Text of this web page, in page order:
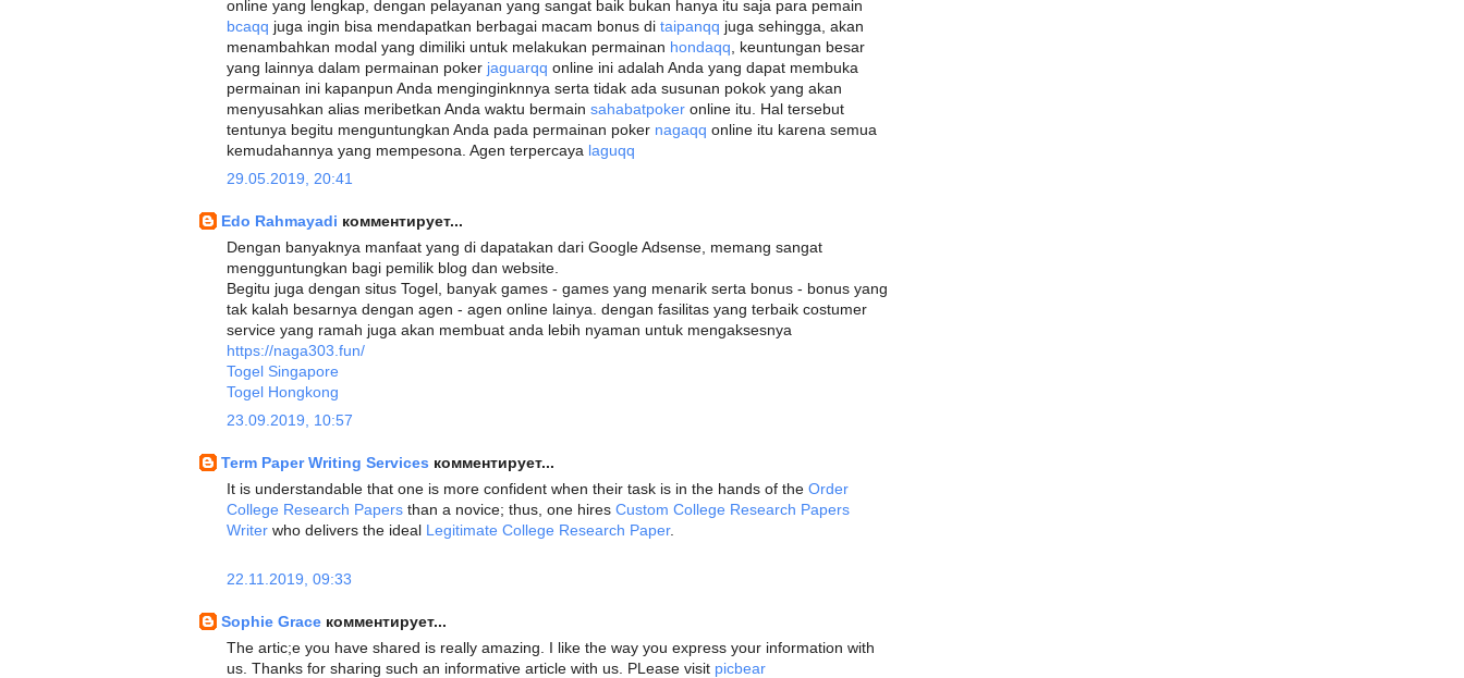
online yang lengkap, dengan pelayanan yang sangat baik bukan hanya itu saja para pemain
bcaqq juga ingin bisa mendapatkan berbagai macam bonus di taipanqq juga sehingga, akan
menambahkan modal yang dimiliki untuk melakukan permainan hondaqq , keuntungan besar
yang lainnya dalam permainan poker jaguarqq online ini adalah Anda yang dapat membuka
permainan ini kapanpun Anda menginginknnya serta tidak ada susunan pokok yang akan
menyusahkan alias meribetkan Anda waktu bermain sahabatpoker online itu. Hal tersebut
tentunya begitu menguntungkan Anda pada permainan poker nagaqq online itu karena semua
kemudahannya yang mempesona. Agen terpercaya laguqq
29.05.2019, 20:41
Edo Rahmayadi комментирует...
Dengan banyaknya manfaat yang di dapatakan dari Google Adsense, memang sangat
mengguntungkan bagi pemilik blog dan website.
Begitu juga dengan situs Togel, banyak games - games yang menarik serta bonus - bonus yang
tak kalah besarnya dengan agen - agen online lainya. dengan fasilitas yang terbaik costumer
service yang ramah juga akan membuat anda lebih nyaman untuk mengaksesnya
https://naga303.fun/
Togel Singapore
Togel Hongkong
23.09.2019, 10:57
Term Paper Writing Services комментирует...
It is understandable that one is more confident when their task is in the hands of the Order
College Research Papers than a novice; thus, one hires Custom College Research Papers
Writer who delivers the ideal Legitimate College Research Paper.
22.11.2019, 09:33
Sophie Grace комментирует...
The artic;e you have shared is really amazing. I like the way you express your information with
us. Thanks for sharing such an informative article with us. PLease visit picbear